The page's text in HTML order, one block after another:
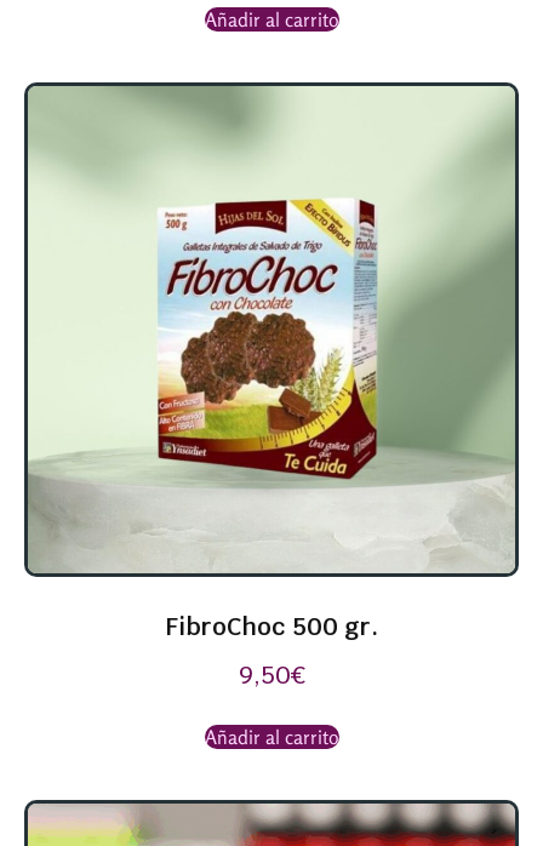
Añadir al carrito
FibroChoc 500 gr.
9,50€
Añadir al carrito